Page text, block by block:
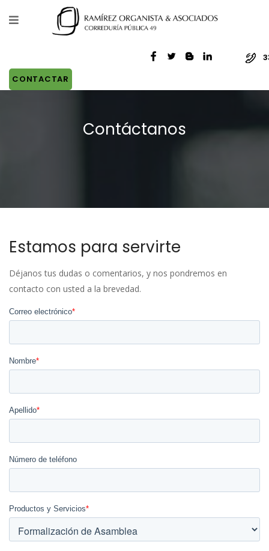
CONTACTAR
Contáctanos
Estamos para servirte
Déjanos tus dudas o comentarios, y nos pondremos en
contacto con usted a la brevedad.